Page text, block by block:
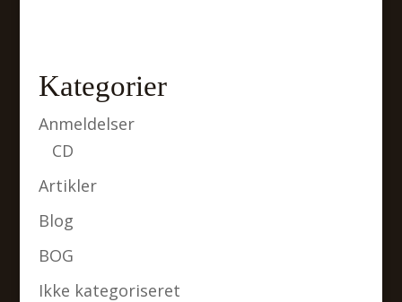
Kategorier
Anmeldelser
CD
Artikler
Blog
BOG
Ikke kategoriseret